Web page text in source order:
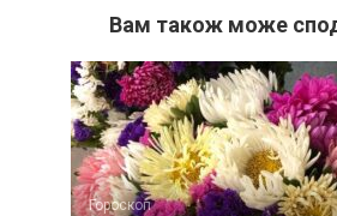
Вам також може
Гороскоп